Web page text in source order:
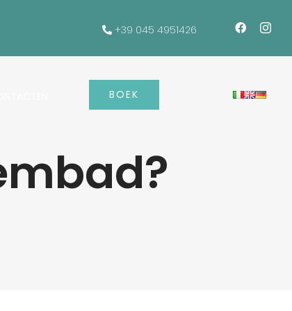
+39 045 4951426
BOEK